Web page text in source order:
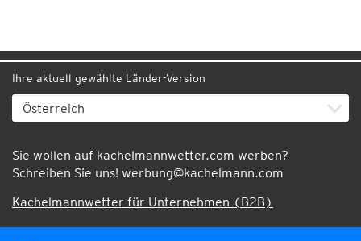
Ihre aktuell gewählte Länder-Version
Sie wollen auf kachelmannwetter.com werben?
Schreiben Sie uns! werbung@kachelmann.com
Kachelmannwetter für Unternehmen (B2B)